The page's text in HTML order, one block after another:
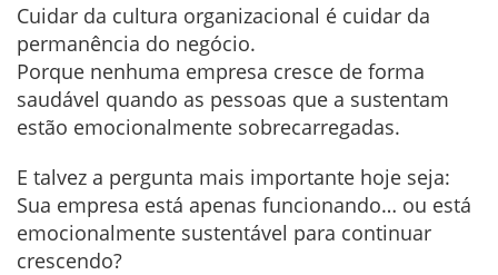
Cuidar da cultura organizacional é cuidar da
permanência do negócio.
Porque nenhuma empresa cresce de forma
saudável quando as pessoas que a sustentam
estão emocionalmente sobrecarregadas.
E talvez a pergunta mais importante hoje seja:
Sua empresa está apenas funcionando… ou está
emocionalmente sustentável para continuar
crescendo?